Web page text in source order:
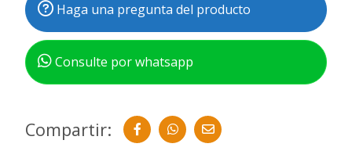
Haga una pregunta del producto
Consulte por whatsapp
Compartir: